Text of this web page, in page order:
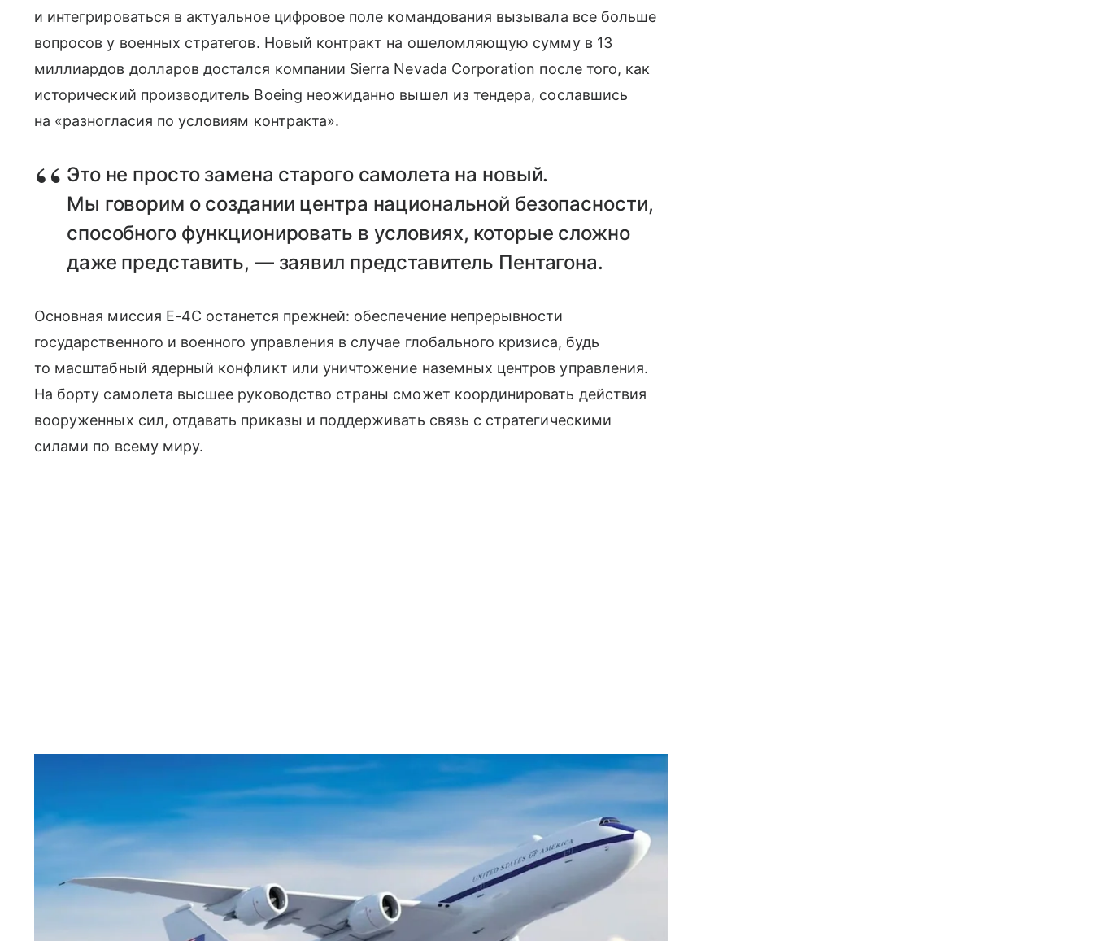
и интегрироваться в актуальное цифровое поле командования вызывала все больше
вопросов у военных стратегов. Новый контракт на ошеломляющую сумму в 13
миллиардов долларов достался компании Sierra Nevada Corporation после того, как
исторический производитель Boeing неожиданно вышел из тендера, сославшись
на «разногласия по условиям контракта».
Это не просто замена старого самолета на новый.
Мы говорим о создании центра национальной безопасности,
способного функционировать в условиях, которые сложно
даже представить, — заявил представитель Пентагона.
Основная миссия E-4C останется прежней: обеспечение непрерывности
государственного и военного управления в случае глобального кризиса, будь
то масштабный ядерный конфликт или уничтожение наземных центров управления.
На борту самолета высшее руководство страны сможет координировать действия
вооруженных сил, отдавать приказы и поддерживать связь с стратегическими
силами по всему миру.